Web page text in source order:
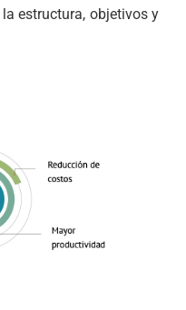
estructura, objetivos y